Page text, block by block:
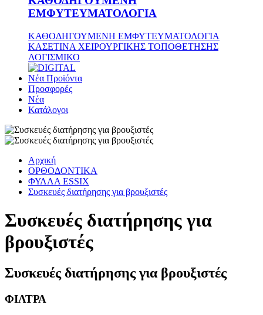
ΕΜΦΥΤΕΥΜΑΤΟΛΟΓΙΑ
ΚΑΘΟΔΗΓΟΥΜΕΝΗ ΕΜΦΥΤΕΥΜΑΤΟΛΟΓΙΑ
ΚΑΣΕΤΙΝΑ ΧΕΙΡΟΥΡΓΙΚΗΣ ΤΟΠΟΘΕΤΗΣΗΣ
ΛΟΓΙΣΜΙΚΟ
Νέα Προϊόντα
Προσφορές
Νέα
Κατάλογοι
Αρχική
ΟΡΘΟΔΟΝΤΙΚΑ
ΦΥΛΛΑ ESSIX
Συσκευές διατήρησης για βρουξιστές
Συσκευές διατήρησης για
βρουξιστές
Συσκευές διατήρησης για βρουξιστές
ΦΙΛΤΡΑ